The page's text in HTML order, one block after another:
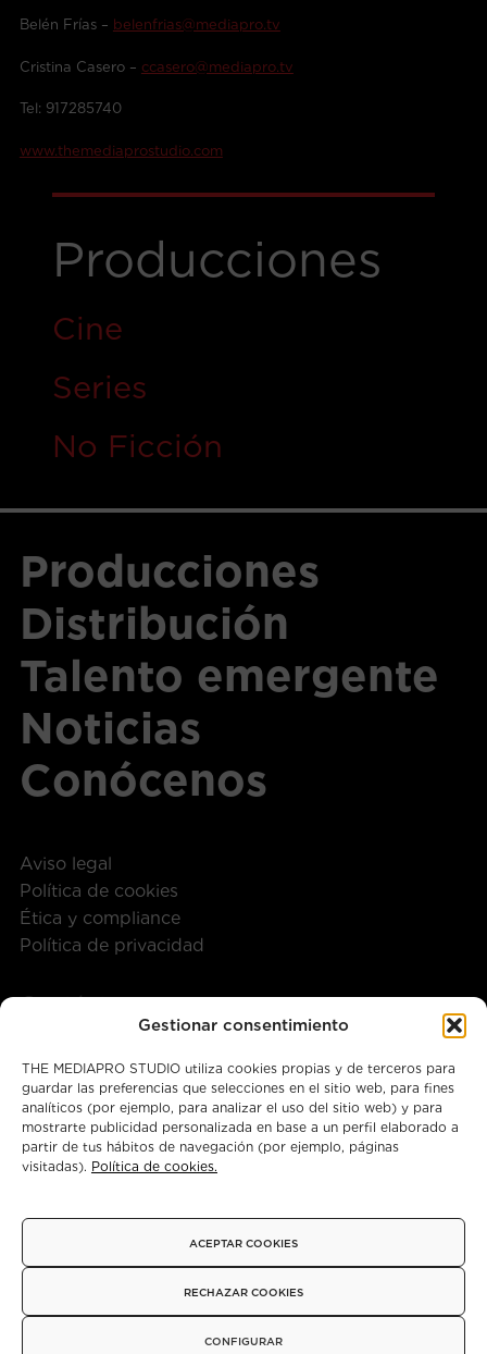
Gestionar consentimiento
THE MEDIAPRO STUDIO utiliza cookies propias y de terceros para
guardar las preferencias que selecciones en el sitio web, para fines
analíticos (por ejemplo, para analizar el uso del sitio web) y para
mostrarte publicidad personalizada en base a un perfil elaborado a
partir de tus hábitos de navegación (por ejemplo, páginas
visitadas). Política de cookies.
ACEPTAR COOKIES
RECHAZAR COOKIES
CONFIGURAR
Belén Frías – belenfrias@mediapro.tv
Cristina Casero – ccasero@mediapro.tv
Tel: 917285740
www.themediaprostudio.com
Producciones
Cine
Series
No Ficción
Producciones
Distribución
Talento emergente
Noticias
Conócenos
Aviso legal
Política de cookies
Ética y compliance
Política de privacidad
Contáctanos
+34 917 28 57 40
themediaprostudio@mediapro.tv
© 2026 - Copyright
Instagram X